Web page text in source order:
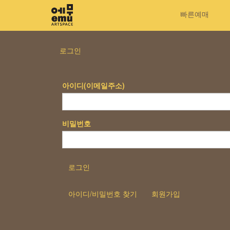
빠른예매
로그인
아이디(이메일주소)
비밀번호
로그인
아이디/비밀번호 찾기 회원가입